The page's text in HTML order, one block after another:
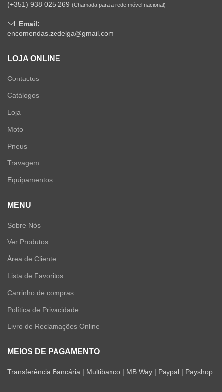
(+351) 938 025 269 (Chamada para a rede móvel nacional)
Email:
encomendas.zedelga@gmail.com
LOJA ONLINE
Contactos
Catálogos
Loja
Moto
Pneus
Travagem
Equipamentos
MENU
Sobre Nós
Ver Produtos
Área de Cliente
Lista de Favoritos
Carrinho de compras
Política de Privacidade
Livro de Reclamações Online
MEIOS DE PAGAMENTO
Transferência Bancária | Multibanco | MB Way | Paypal | Payshop